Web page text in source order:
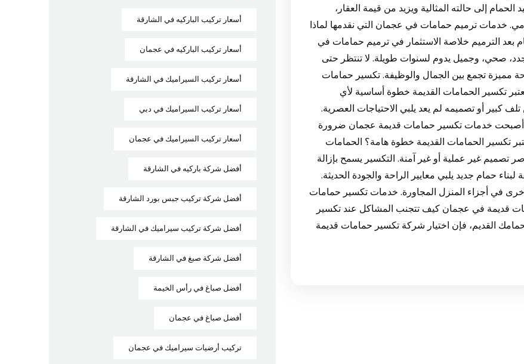
الحمام إلى حالته المثالية ويزيد من قيمة العقار،
خدمات ترميم حمامات في عجمان التي نقدمها لماذا
بعد الترميم خلاصة الاستثمار في ترميم حمامات في
صحي، وجميل يدوم لسنوات طويلة. لا تنتظر حتى
مميزة تجمع بين الجمال والوظيفة. تكسير حمامات
تكسير الحمامات القديمة خطوة أساسية لأي
كبير أو تصميمه لم يعد يلبي الاحتياجات العصرية.
أصبحت خدمات تكسير حمامات قديمة عجمان ضرورة
تكسير الحمامات القديمة خطوة هامة؟ الحمامات
تصميم غير عملية أو غير آمنة. التكسير يسمح بإزالة
حمام جديد يلبي معايير الراحة والجودة الحديثة.
في أجزاء المنزل المجاورة. خدمات تكسير حمامات
قديمة في عجمان كيف تتجنب المشاكل عند تكسير
القديم، فإن اختيار شركة تكسير حمامات قديمة
أسعار تركيب الباركيه في الشارقة
أسعار تركيب الباركيه في عجمان
أسعار تركيب السيراميك في الشارقة
أسعار تركيب السيراميك في دبي
أسعار تركيب السيراميك في عجمان
أفضل شركة باركيه في الشارقة
أفضل شركة تركيب جبس بورد الشارقة
أفضل شركة تركيب سيراميك في الشارقة
أفضل شركة صبغ في الشارقة
أفضل صباغ في رأس الخيمة
أفضل صباغ في عجمان
تركيب أرضيات سيراميك في عجمان